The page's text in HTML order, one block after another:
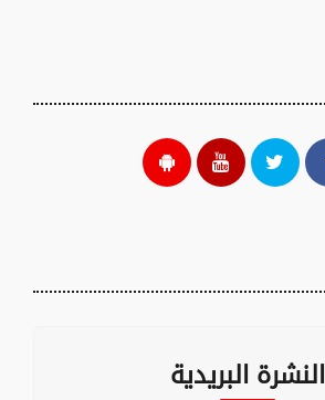
النشرة البريدية